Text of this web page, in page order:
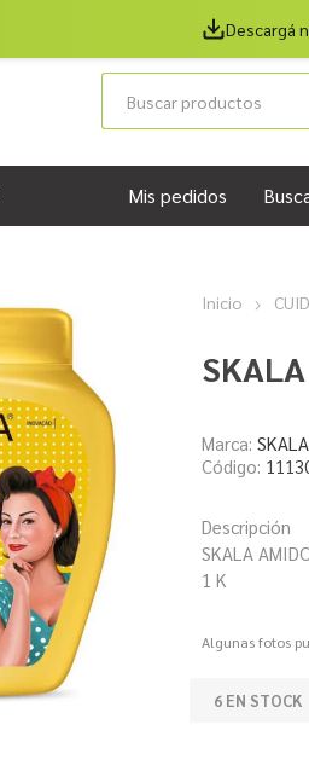
Descargá
Mis pedidos
Inicio
Marca: SKALA
Código:
Descripción
SKALA
1 K
Algunas fotos
6 EN STOCK